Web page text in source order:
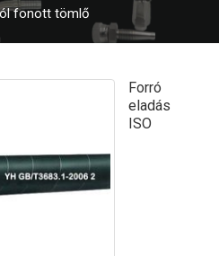
fonott tömlő
Forró
eladás
ISO